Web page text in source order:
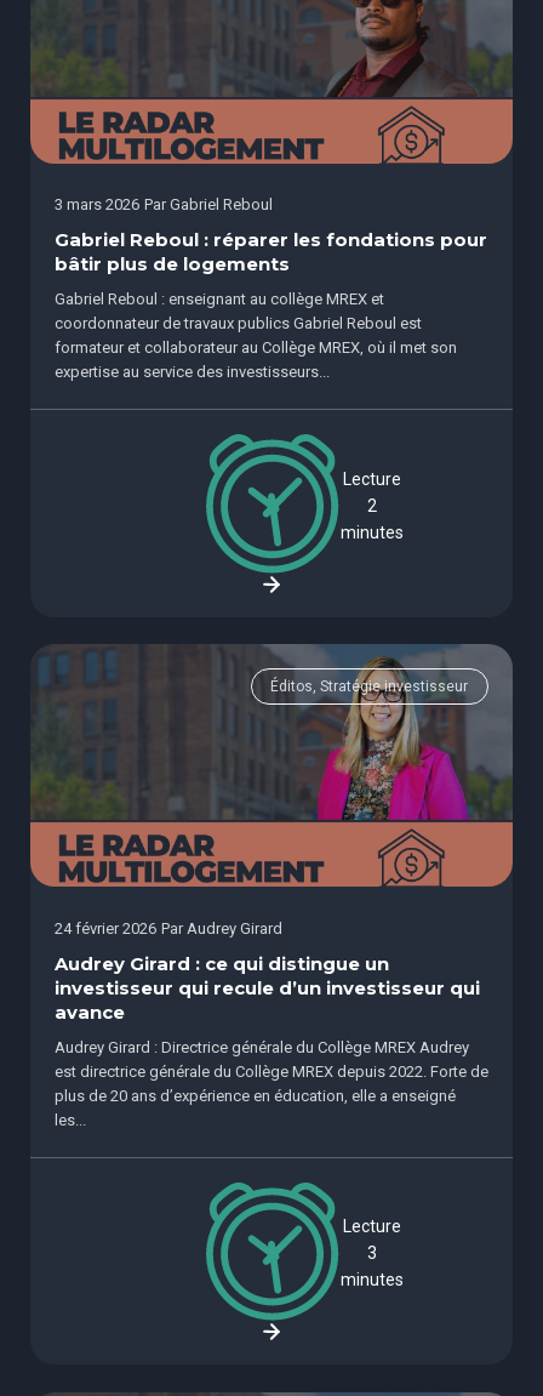
3 mars 2026 Par Gabriel Reboul
Gabriel Reboul : réparer les fondations pour
bâtir plus de logements
Gabriel Reboul : enseignant au collège MREX et
coordonnateur de travaux publics Gabriel Reboul est
formateur et collaborateur au Collège MREX, où il met son
expertise au service des investisseurs...
Lecture
2
minutes
Éditos, Stratégie investisseur
24 février 2026 Par Audrey Girard
Audrey Girard : ce qui distingue un
investisseur qui recule d’un investisseur qui
avance
Audrey Girard : Directrice générale du Collège MREX Audrey
est directrice générale du Collège MREX depuis 2022. Forte de
plus de 20 ans d’expérience en éducation, elle a enseigné
les...
Lecture
3
minutes